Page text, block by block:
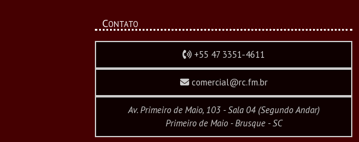
Contato
+55 47 3351-4611
comercial@rc.fm.br
Av. Primeiro de Maio, 103 - Sala 04 (Segundo Andar)
Primeiro de Maio - Brusque - SC